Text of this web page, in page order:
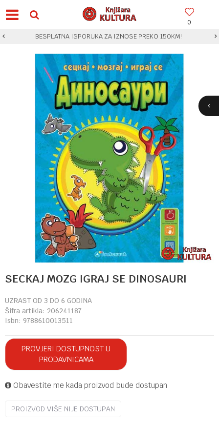
0
BESPLATNA ISPORUKA ZA IZNOSE PREKO 150KM!
SECKAJ MOZG IGRAJ SE DINOSAURI
UZRAST OD 3 DO 6 GODINA
Šifra artikla: 206241187
Isbn: 9788610013511
PROVJERI DOSTUPNOST U
PRODAVNICAMA
Obavestite me kada proizvod bude dostupan
PROIZVOD VIŠE NIJE DOSTUPAN